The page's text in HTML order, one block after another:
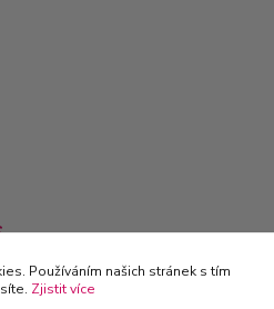
Používáním našich stránek s tím
Zjistit více